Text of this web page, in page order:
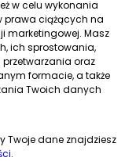
w celu wykonania
prawa ciążących na
marketingowej. Masz
ich sprostowania,
oraz
formacie, a także
Twoich danych
Twoje dane znajdziesz
.